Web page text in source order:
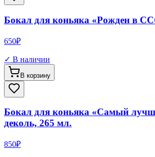
Бокал для коньяка «Рожден в
650₽
✓ В наличии
В корзину
Бокал для коньяка «Самый
деколь, 265 мл.
850₽